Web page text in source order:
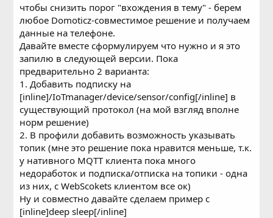
чтобы снизить порог "вхождения в тему" - берем
любое Domoticz-совместимое решение и получаем
данные на телефоне.
Давайте вместе сформулируем что нужно и я это
запилю в следующей версии. Пока
предварительно 2 варианта:
1. Добавить подписку на
[inline]/IoTmanager/device/sensor/config[/inline] в
существующий протокол (на мой взгляд вполне
норм решение)
2. В профили добавить возможность указывать
топик (мне это решение пока нравится меньше, т.к.
у нативного MQTT клиента пока много
недоработок и подписка/отписка на топики - одна
из них, с WebScokets клиентом все ок)
Ну и совместно давайте сделаем пример с
[inline]deep sleep[/inline]